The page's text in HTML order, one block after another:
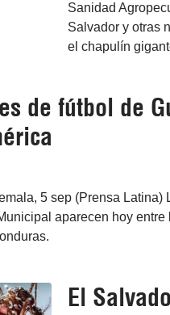
Sanidad
Salvador y otras
el chapulín
de fútbol de
5 sep (Prensa
aparecen hoy
El